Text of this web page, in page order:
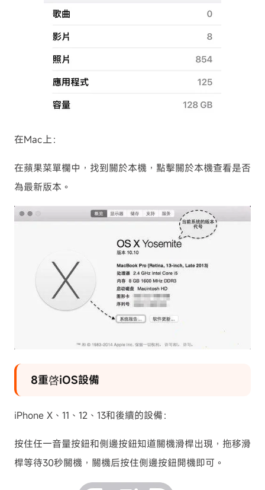
在Mac上：
在蘋果菜單欄中，找到關於本機，點擊關於本機查看是否
為最新版本。
8重啓iOS設備
iPhone X、11、12、13和後續的設備：
按住任一音量按鈕和側邊按鈕知道關機滑桿出現，拖移滑
桿等待30秒關機，關機后按住側邊按鈕開機即可。